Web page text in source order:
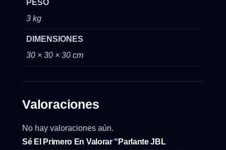
PESO
3 kg
DIMENSIONES
30 × 30 × 30 cm
Valoraciones
No hay valoraciones aún.
Sé El Primero En Valorar “Parlante JBL